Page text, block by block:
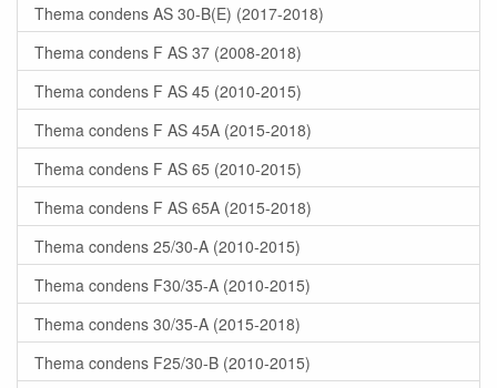
Thema condens AS 30-B(E) (2017-2018)
Thema condens F AS 37 (2008-2018)
Thema condens F AS 45 (2010-2015)
Thema condens F AS 45A (2015-2018)
Thema condens F AS 65 (2010-2015)
Thema condens F AS 65A (2015-2018)
Thema condens 25/30-A (2010-2015)
Thema condens F30/35-A (2010-2015)
Thema condens 30/35-A (2015-2018)
Thema condens F25/30-B (2010-2015)